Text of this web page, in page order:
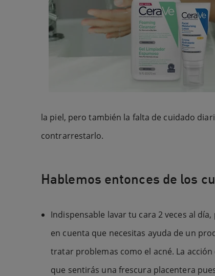
la piel, pero también la falta de cuidado
contrarrestarlo.
Hablemos entonces de los
Indispensable lavar tu cara 2 veces al
en cuenta que necesitas ayuda de un
tratar problemas como el acné. La
que sentirás una frescura placentera